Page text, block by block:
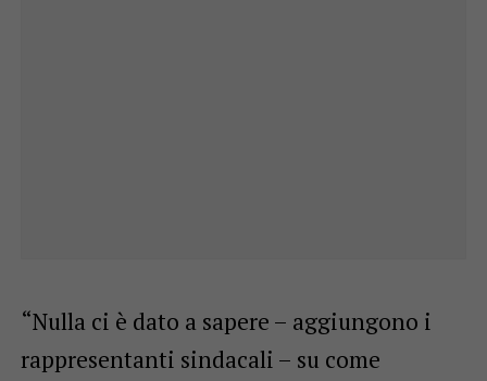
“Nulla ci è dato a sapere – aggiungono i
rappresentanti sindacali – su come